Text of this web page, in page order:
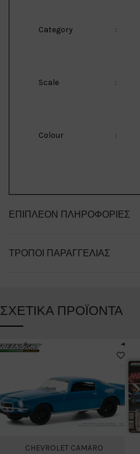
Category :
Scale :
Colour :
ΕΠΙΠΛΈΟΝ ΠΛΗΡΟΦΟΡΊΕΣ
ΤΡΌΠΟΙ ΠΑΡΑΓΓΕΛΊΑΣ
ΣΧΕΤΙΚΆ ΠΡΟΪΌΝΤΑ
CHEVROLET CAMARO